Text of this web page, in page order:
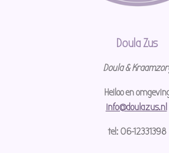
Doula Zus
Doula &
Heiloo en
info@doulazus.nl
tel: 06-12331398